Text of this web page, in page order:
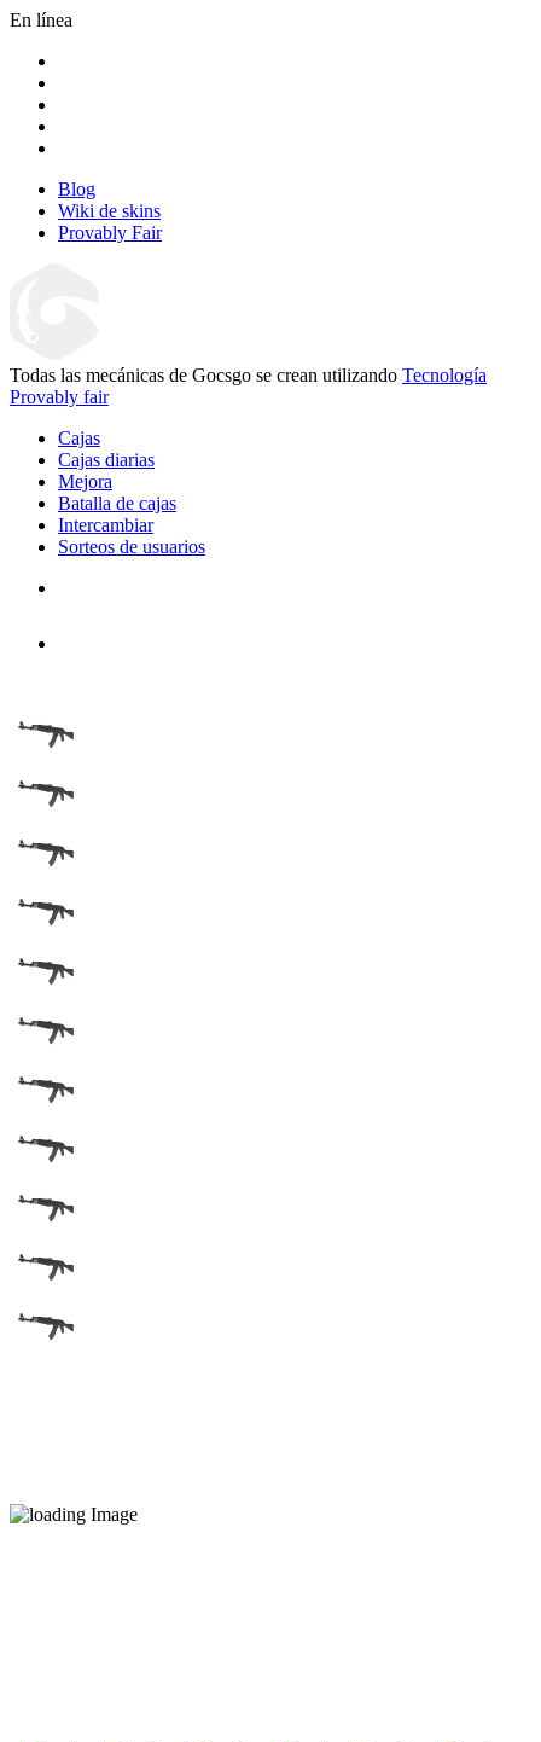
En línea
Blog
Wiki de skins
Provably Fair
Todas las mecánicas de Gocsgo se crean utilizando Tecnología
Provably fair
Cajas
Cajas diarias
Mejora
Batalla de cajas
Intercambiar
Sorteos de usuarios